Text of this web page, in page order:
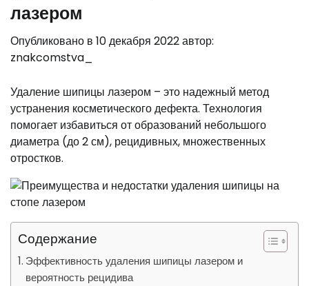
лазером
Опубликовано в 10 декабря 2022автор:
znakcomstva_
Удаление шипицы лазером – это надежный метод
устранения косметического дефекта. Технология
помогает избавиться от образований небольшого
диаметра (до 2 см), рецидивных, множественных
отростков.
Содержание
Эффективность удаления шипицы лазером и
вероятность рецидива